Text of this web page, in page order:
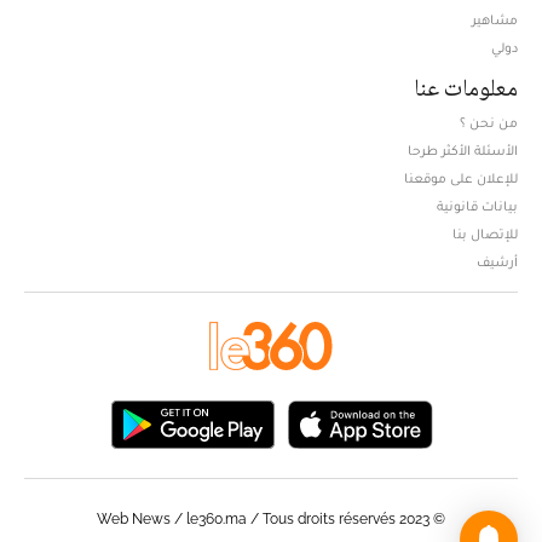
مشاهير
دولي
معلومات عنا
من نحن ؟
الأسئلة الأكثر طرحا
للإعلان على موقعنا
بيانات قانونية
للإتصال بنا
أرشيف
© Web News / le360.ma / Tous droits réservés 2023